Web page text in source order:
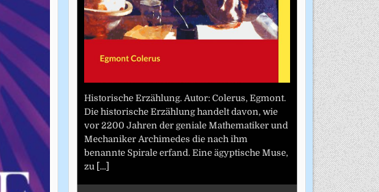
Historische Erzählung. Autor: Colerus, Egmont.
Die historische Erzählung handelt davon, wie
vor 2200 Jahren der geniale Mathematiker und
Mechaniker Archimedes die nach ihm
benannte Spirale erfand. Eine ägyptische Muse,
zu [...]